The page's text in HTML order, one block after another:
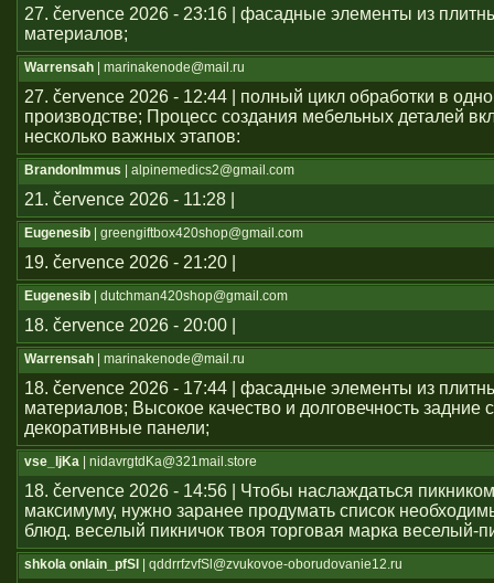
27. července 2026 - 23:16 | фасадные элементы из
материалов;
Warrensah | marinakenode@mail.ru
27. července 2026 - 12:44 | полный цикл обработки в
производстве; Процесс создания мебельных деталей
несколько важных этапов:
BrandonImmus | alpinemedics2@gmail.com
21. července 2026 - 11:28 |
Eugenesib | greengiftbox420shop@gmail.com
19. července 2026 - 21:20 |
Eugenesib | dutchman420shop@gmail.com
18. července 2026 - 20:00 |
Warrensah | marinakenode@mail.ru
18. července 2026 - 17:44 | фасадные элементы из
материалов; Высокое качество и долговечность задние
декоративные панели;
vse_ljKa | nidavrgtdKa@321mail.store
18. července 2026 - 14:56 | Чтобы наслаждаться
максимуму, нужно заранее продумать список
блюд. веселый пикничок твоя торговая марка веселый-
shkola onlain_pfSl | qddrrfzvfSl@zvukovoe-oborudovanie12.ru